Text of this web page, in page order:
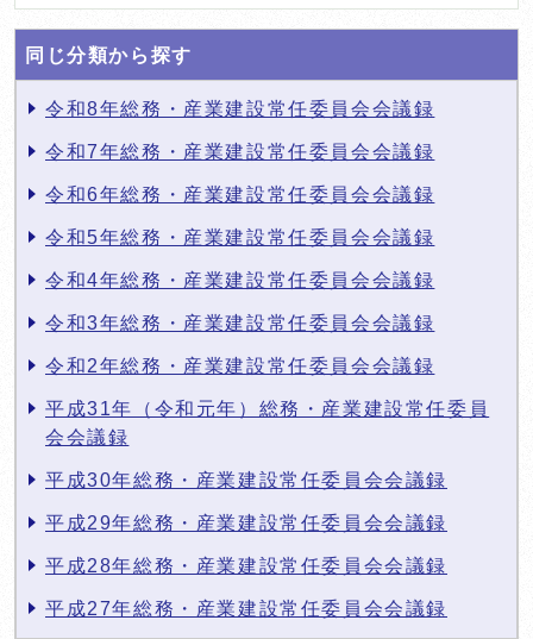
同じ分類から探す
令和8年総務・産業建設常任委員会会議録
令和7年総務・産業建設常任委員会会議録
令和6年総務・産業建設常任委員会会議録
令和5年総務・産業建設常任委員会会議録
令和4年総務・産業建設常任委員会会議録
令和3年総務・産業建設常任委員会会議録
令和2年総務・産業建設常任委員会会議録
平成31年（令和元年）総務・産業建設常任委員
会会議録
平成30年総務・産業建設常任委員会会議録
平成29年総務・産業建設常任委員会会議録
平成28年総務・産業建設常任委員会会議録
平成27年総務・産業建設常任委員会会議録